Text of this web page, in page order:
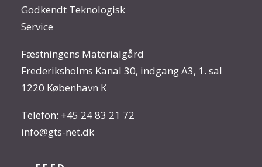
Godkendt Teknologisk
Service
Fæstningens Materialgård
Frederiksholms Kanal 30, indgang A3, 1. sal
1220 København K
Telefon: +45 24 83 21 72
info@gts-net.dk